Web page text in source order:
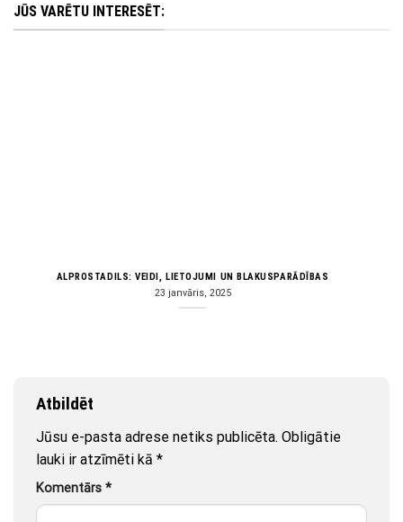
JŪS VARĒTU INTERESĒT:
ALPROSTADILS: VEIDI, LIETOJUMI UN BLAKUSPARĀDĪBAS
23 janvāris, 2025
Atbildēt
Jūsu e-pasta adrese netiks publicēta. Obligātie
lauki ir atzīmēti kā *
Komentārs *